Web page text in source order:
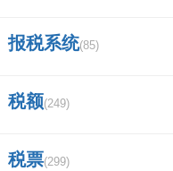
申港证券是
报税系统(85)
税额(249)
税票(299)